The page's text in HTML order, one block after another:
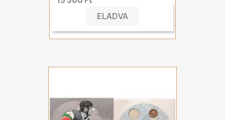
ELADVA